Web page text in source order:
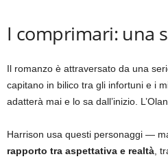
I comprimari: una
Il romanzo è attraversato da una
capitano in bilico tra gli infortuni e i
adatterà mai e lo sa dall’inizio.
Harrison usa questi personaggi —
rapporto tra aspettativa e realtà ,